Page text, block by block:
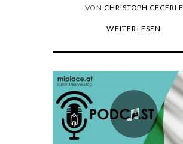
VONCHRISTOPH CECERLE
WEITERLESEN